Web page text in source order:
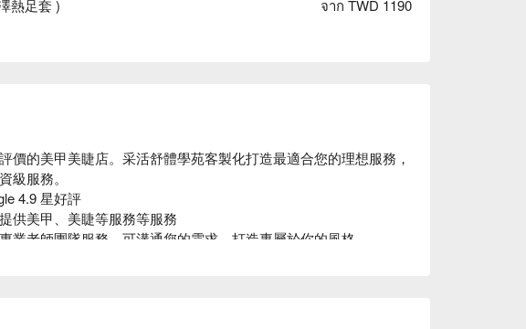
熱足套 ) จาก TWD 1190
價的美甲美睫店。采活舒體學苑客製化打造最適合您的理想服務，
級服務。
4.9 星好評
供美甲、美睫等服務等服務
業老師團隊服務，可溝通您的需求，打造專屬於你的風格